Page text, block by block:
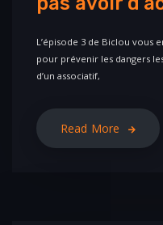
L’épisode 3 de Biclou vous
pour prévenir les dangers
d’un associatif,
Read More